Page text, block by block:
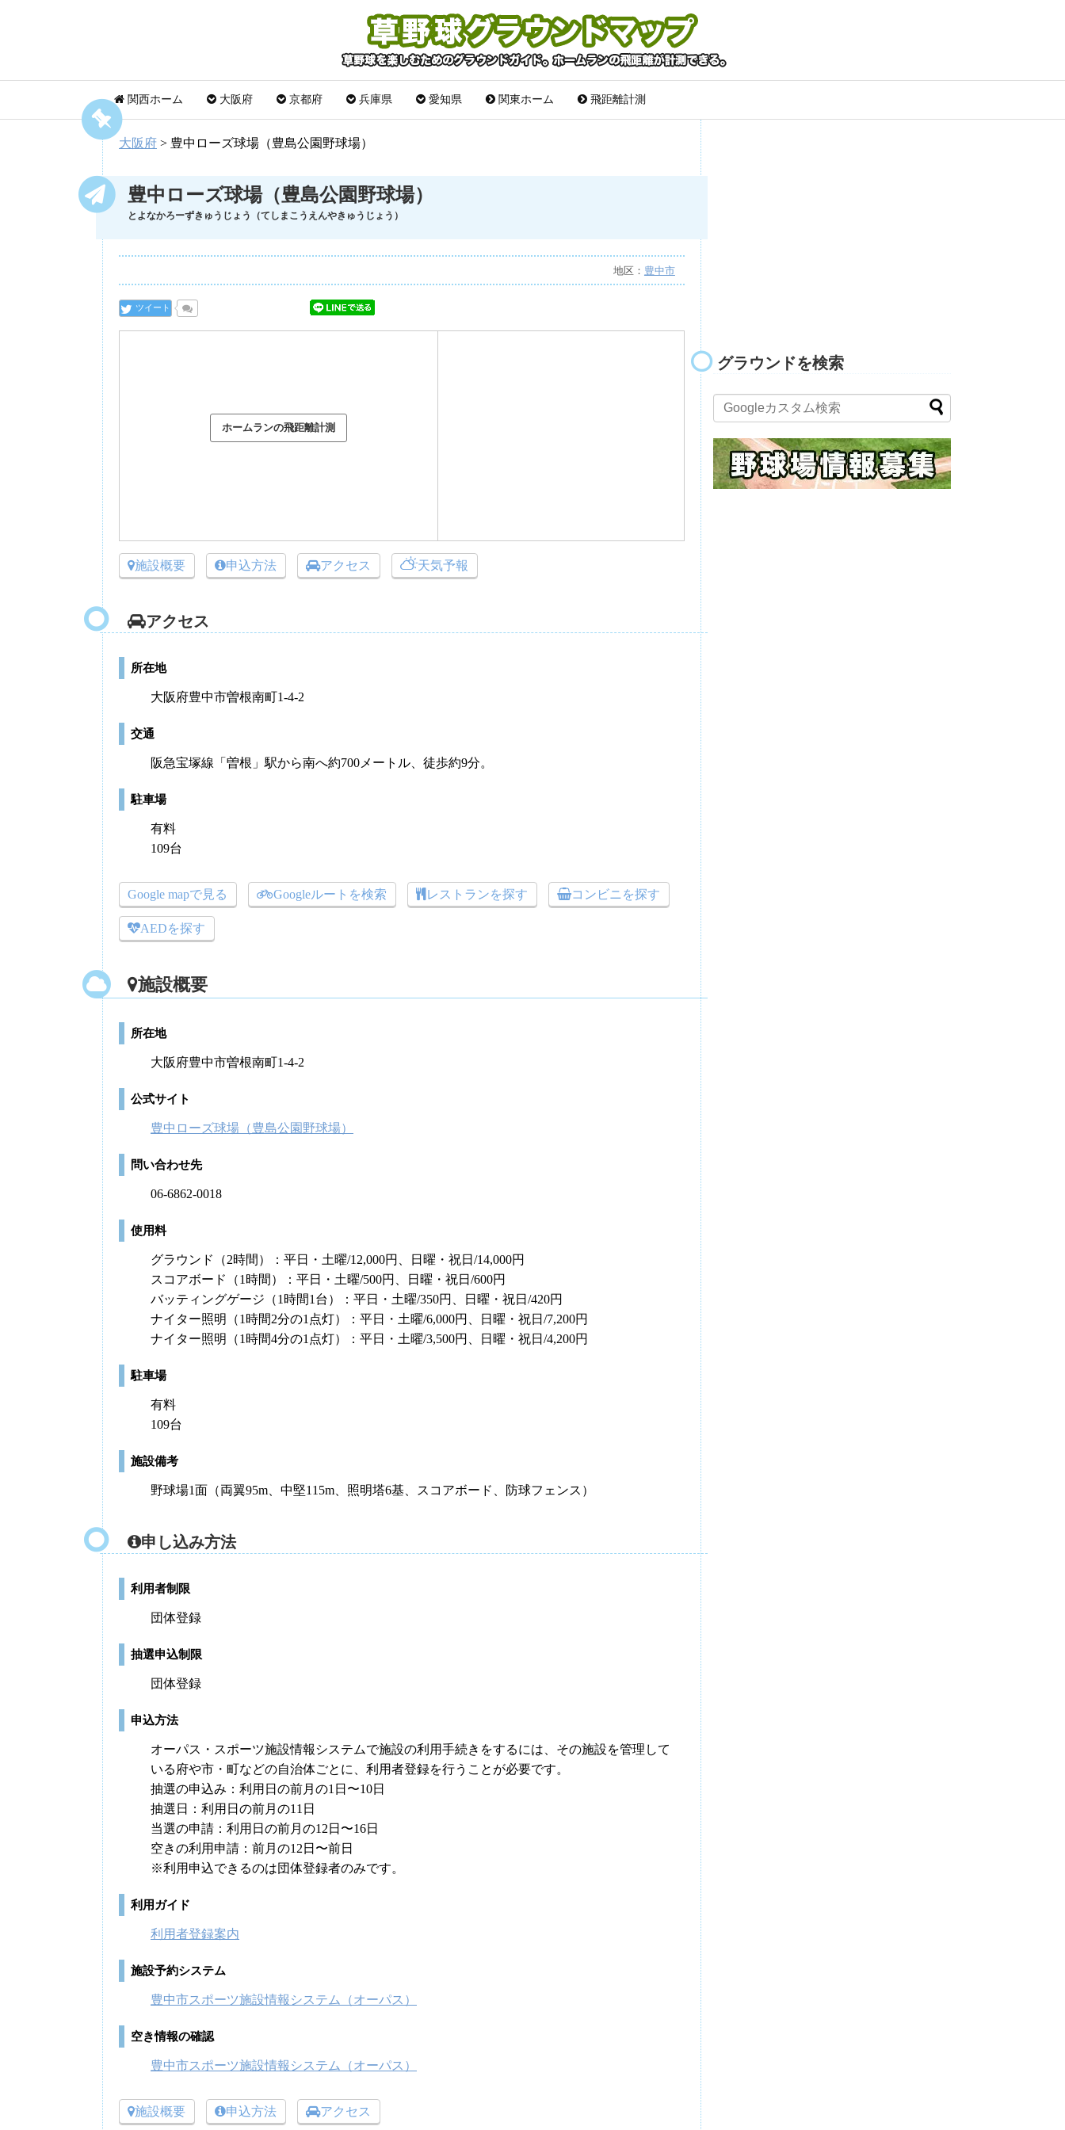
関西ホーム 大阪府 京都府 兵庫県 愛知県 関東ホーム 飛距離計測
大阪府 > 豊中ローズ球場（豊島公園野球場）
豊中ローズ球場（豊島公園野球場）
とよなかろーずきゅうじょう（てしまこうえんやきゅうじょう）
地区： 豊中市
ツイート
施設概要 申込方法 アクセス 天気予報
アクセス
所在地
大阪府豊中市曽根南町1-4-2
交通
阪急宝塚線「曽根」駅から南へ約700メートル、徒歩約9分。
駐車場
有料
109台
Google mapで見る Googleルートを検索 レストランを探す コンビニを探す
AEDを探す
施設概要
所在地
大阪府豊中市曽根南町1-4-2
公式サイト
豊中ローズ球場（豊島公園野球場）
問い合わせ先
06-6862-0018
使用料
グラウンド（2時間）：平日・土曜/12,000円、日曜・祝日/14,000円
スコアボード（1時間）：平日・土曜/500円、日曜・祝日/600円
バッティングゲージ（1時間1台）：平日・土曜/350円、日曜・祝日/420円
ナイター照明（1時間2分の1点灯）：平日・土曜/6,000円、日曜・祝日/7,200円
ナイター照明（1時間4分の1点灯）：平日・土曜/3,500円、日曜・祝日/4,200円
駐車場
有料
109台
施設備考
野球場1面（両翼95m、中堅115m、照明塔6基、スコアボード、防球フェンス）
申し込み方法
利用者制限
団体登録
抽選申込制限
団体登録
申込方法
オーパス・スポーツ施設情報システムで施設の利用手続きをするには、その施設を管理して
いる府や市・町などの自治体ごとに、利用者登録を行うことが必要です。
抽選の申込み：利用日の前月の1日〜10日
抽選日：利用日の前月の11日
当選の申請：利用日の前月の12日〜16日
空きの利用申請：前月の12日〜前日
※利用申込できるのは団体登録者のみです。
利用ガイド
利用者登録案内
施設予約システム
豊中市スポーツ施設情報システム（オーパス）
空き情報の確認
豊中市スポーツ施設情報システム（オーパス）
施設概要 申込方法 アクセス
グラウンドを検索